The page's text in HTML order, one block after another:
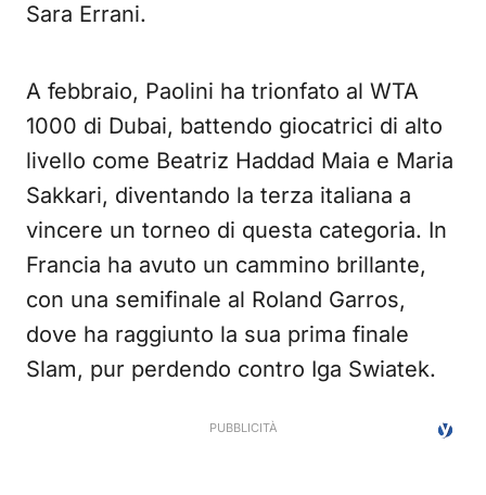
Sara Errani.
A febbraio, Paolini ha trionfato al WTA
1000 di Dubai, battendo giocatrici di alto
livello come Beatriz Haddad Maia e Maria
Sakkari, diventando la terza italiana a
vincere un torneo di questa categoria. In
Francia ha avuto un cammino brillante,
con una semifinale al Roland Garros,
dove ha raggiunto la sua prima finale
Slam, pur perdendo contro Iga Swiatek.